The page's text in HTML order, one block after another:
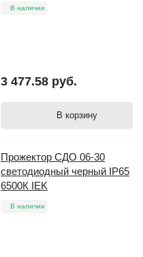
В наличии
3 477.58 руб.
В корзину
Прожектор СДО 06-30
светодиодный черный IP65
6500К IEK
В наличии